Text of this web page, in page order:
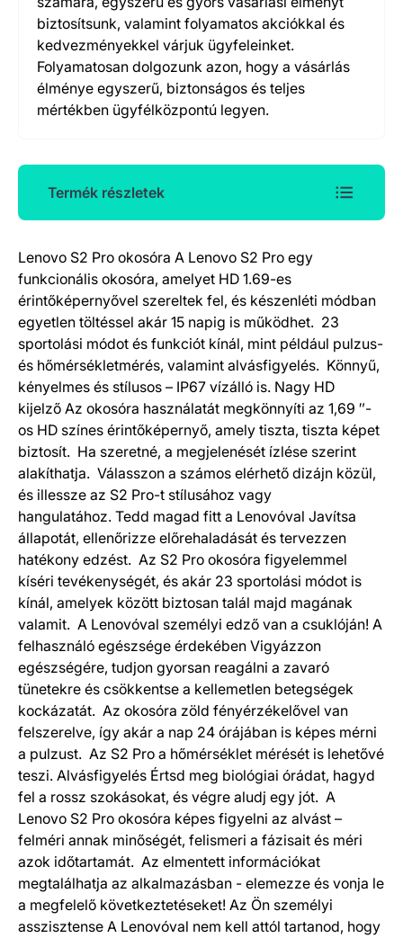
biztosítsunk, valamint folyamatos akciókkal és
kedvezményekkel várjuk ügyfeleinket.
Folyamatosan dolgozunk azon, hogy a vásárlás
élménye egyszerű, biztonságos és teljes
mértékben ügyfélközpontú legyen.
Termék részletek
Termék részletek
Lenovo S2 Pro okosóra A Lenovo S2 Pro egy
funkcionális okosóra, amelyet HD 1.69-es
érintőképernyővel szereltek fel, és készenléti módban
egyetlen töltéssel akár 15 napig is működhet. 23
sportolási módot és funkciót kínál, mint például pulzus-
és hőmérsékletmérés, valamint alvásfigyelés. Könnyű,
kényelmes és stílusos – IP67 vízálló is. Nagy HD
kijelző Az okosóra használatát megkönnyíti az 1,69 ″-
os HD színes érintőképernyő, amely tiszta, tiszta képet
biztosít. Ha szeretné, a megjelenését ízlése szerint
alakíthatja. Válasszon a számos elérhető dizájn közül,
és illessze az S2 Pro-t stílusához vagy
hangulatához. Tedd magad fitt a Lenovóval Javítsa
állapotát, ellenőrizze előrehaladását és tervezzen
hatékony edzést. Az S2 Pro okosóra figyelemmel
kíséri tevékenységét, és akár 23 sportolási módot is
kínál, amelyek között biztosan talál majd magának
valamit. A Lenovóval személyi edző van a csuklóján! A
felhasználó egészsége érdekében Vigyázzon
egészségére, tudjon gyorsan reagálni a zavaró
tünetekre és csökkentse a kellemetlen betegségek
kockázatát. Az okosóra zöld fényérzékelővel van
felszerelve, így akár a nap 24 órájában is képes mérni
a pulzust. Az S2 Pro a hőmérséklet mérését is lehetővé
teszi. Alvásfigyelés Értsd meg biológiai órádat, hagyd
fel a rossz szokásokat, és végre aludj egy jót. A
Lenovo S2 Pro okosóra képes figyelni az alvást –
felméri annak minőségét, felismeri a fázisait és méri
azok időtartamát. Az elmentett információkat
megtalálhatja az alkalmazásban - elemezze és vonja le
a megfelelő következtetéseket! Az Ön személyi
asszisztense A Lenovóval nem kell attól tartanod, hogy